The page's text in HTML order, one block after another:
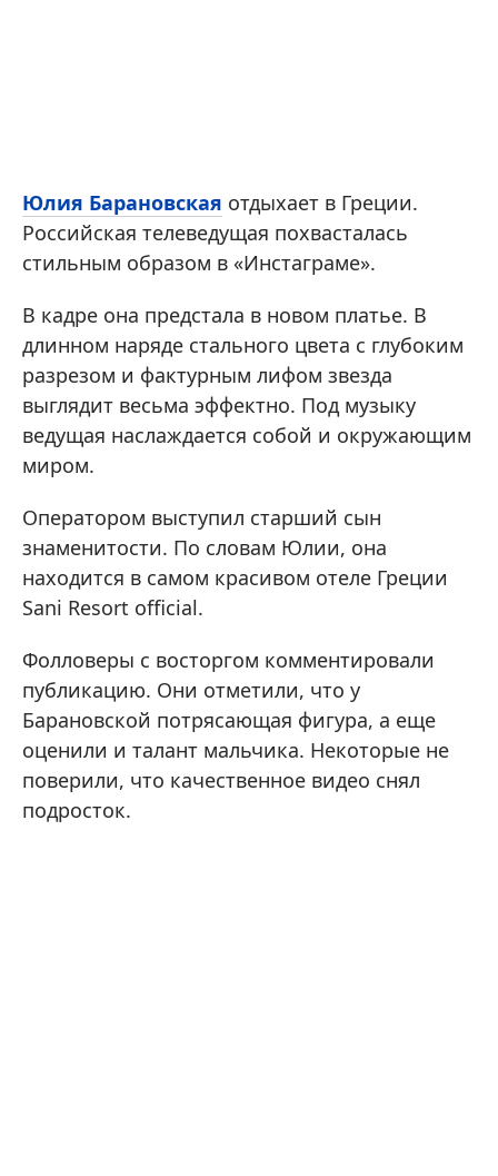
Юлия Барановская отдыхает в Греции.
Российская телеведущая похвасталась
стильным образом в «Инстаграме».
В кадре она предстала в новом платье. В
длинном наряде стального цвета с глубоким
разрезом и фактурным лифом звезда
выглядит весьма эффектно. Под музыку
ведущая наслаждается собой и окружающим
миром.
Оператором выступил старший сын
знаменитости. По словам Юлии, она
находится в самом красивом отеле Греции
Sani Resort official.
Фолловеры с восторгом комментировали
публикацию. Они отметили, что у
Барановской потрясающая фигура, а еще
оценили и талант мальчика. Некоторые не
поверили, что качественное видео снял
подросток.